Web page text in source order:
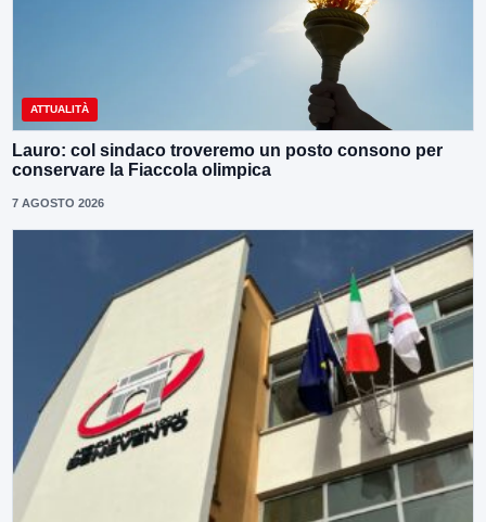
ATTUALITÀ
Lauro: col sindaco troveremo un posto consono per
conservare la Fiaccola olimpica
7 AGOSTO 2026